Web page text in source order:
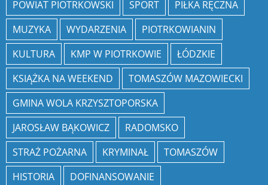
POWIAT PIOTRKOWSKI
SPORT
PIŁKA RĘCZNA
MUZYKA
WYDARZENIA
PIOTRKOWIANIN
KULTURA
KMP W PIOTRKOWIE
ŁÓDZKIE
KSIĄŻKA NA WEEKEND
TOMASZÓW MAZOWIECKI
GMINA WOLA KRZYSZTOPORSKA
JAROSŁAW BĄKOWICZ
RADOMSKO
STRAŻ POŻARNA
KRYMINAŁ
TOMASZÓW
HISTORIA
DOFINANSOWANIE